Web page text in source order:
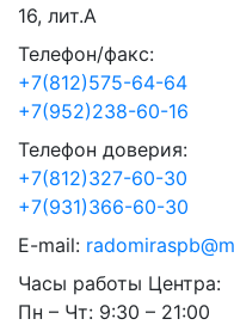
16, лит.А
Телефон/факс:
+7(812)575-64-64
+7(952)238-60-16
Телефон доверия:
+7(812)327-60-30
+7(931)366-60-30
E-mail:
Часы работы Центра:
Пн – Чт: 9:30 – 21:00